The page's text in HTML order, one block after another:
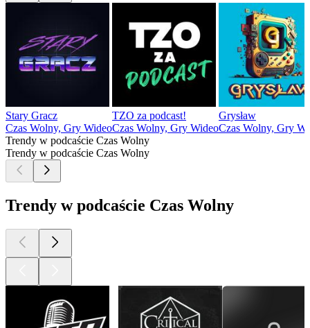
Stary Gracz
Czas Wolny, Gry Wideo
TZO za podcast!
Czas Wolny, Gry Wideo
Grysław
Czas Wolny, Gry
Trendy w podcaście Czas Wolny
Trendy w podcaście Czas Wolny
Trendy w podcaście Czas Wolny